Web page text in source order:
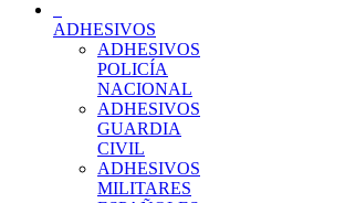
ADHESIVOS
ADHESIVOS
POLICÍA
NACIONAL
ADHESIVOS
GUARDIA
CIVIL
ADHESIVOS
MILITARES